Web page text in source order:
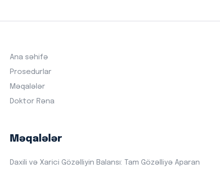
Ana səhifə
Prosedurlar
Məqalələr
Doktor Rəna
Məqalələr
Daxili və Xarici Gözəlliyin Balansı: Tam Gözəlliyə Aparan